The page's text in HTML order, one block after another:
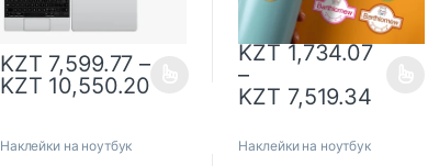
KZT 7,599.77 –
KZT 10,550.20
логотип
KZT 1,734.07
–
KZT 7,519.34
Наклейки на ноутбук Наклейки на ноутбук